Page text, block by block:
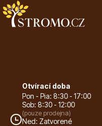
Otvírací doba
Pon - Pia: 8:30 - 17:00
Sob: 8:30 - 12:00
(pouze prodejna)
Ned: Zatvorené